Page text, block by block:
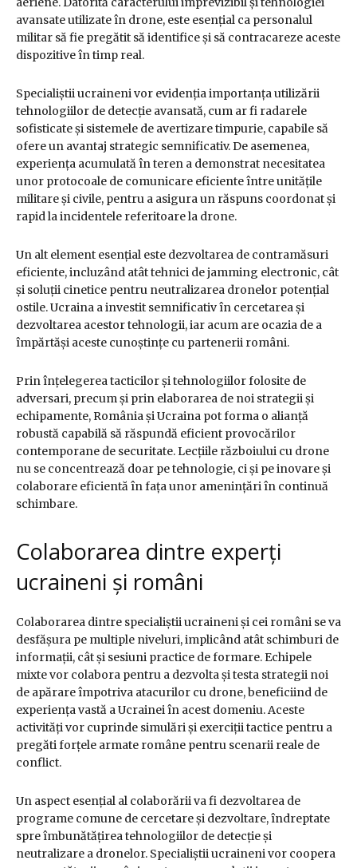
avansate utilizate în drone, este esențial ca personalul
militar să fie pregătit să identifice și să contracareze aceste
dispozitive în timp real.
Specialiștii ucraineni vor evidenția importanța utilizării
tehnologiilor de detecție avansată, cum ar fi radarele
sofisticate și sistemele de avertizare timpurie, capabile să
ofere un avantaj strategic semnificativ. De asemenea,
experiența acumulată în teren a demonstrat necesitatea
unor protocoale de comunicare eficiente între unitățile
militare și civile, pentru a asigura un răspuns coordonat și
rapid la incidentele referitoare la drone.
Un alt element esențial este dezvoltarea de contramăsuri
eficiente, incluzând atât tehnici de jamming electronic, cât
și soluții cinetice pentru neutralizarea dronelor potențial
ostile. Ucraina a investit semnificativ în cercetarea și
dezvoltarea acestor tehnologii, iar acum are ocazia de a
împărtăși aceste cunoștințe cu partenerii români.
Prin înțelegerea tacticilor și tehnologiilor folosite de
adversari, precum și prin elaborarea de noi strategii și
echipamente, România și Ucraina pot forma o alianță
robustă capabilă să răspundă eficient provocărilor
contemporane de securitate. Lecțiile războiului cu drone
nu se concentrează doar pe tehnologie, ci și pe inovare și
colaborare eficientă în fața unor amenințări în continuă
schimbare.
Colaborarea dintre experți
ucraineni și români
Colaborarea dintre specialiștii ucraineni și cei români se va
desfășura pe multiple niveluri, implicând atât schimburi de
informații, cât și sesiuni practice de formare. Echipele
mixte vor colabora pentru a dezvolta și testa strategii noi
de apărare împotriva atacurilor cu drone, beneficiind de
experiența vastă a Ucrainei în acest domeniu. Aceste
activități vor cuprinde simulări și exerciții tactice pentru a
pregăti forțele armate române pentru scenarii reale de
conflict.
Un aspect esențial al colaborării va fi dezvoltarea de
programe comune de cercetare și dezvoltare, îndreptate
spre îmbunătățirea tehnologiilor de detecție și
neutralizare a dronelor. Specialiștii ucraineni vor coopera